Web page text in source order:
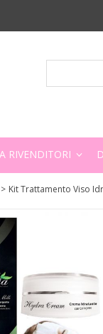
RIVENDITORI
> Kit Trattamento Viso